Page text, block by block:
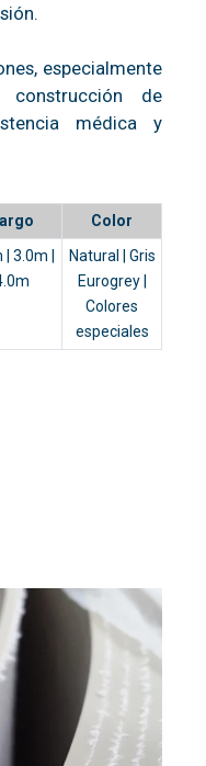
especialmente
de
médica y
Color
| 3.0m |
Natural | Gris
Eurogrey |
Colores
especiales